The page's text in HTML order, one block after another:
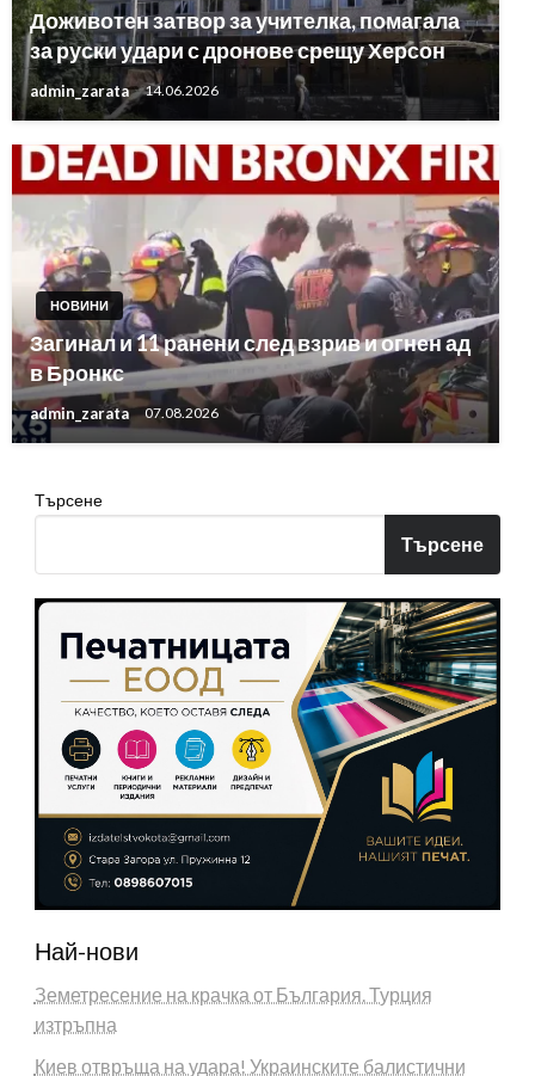
Доживотен затвор за учителка, помагала
за руски удари с дронове срещу Херсон
admin_zarata 14.06.2026
НОВИНИ
Загинал и 11 ранени след взрив и огнен ад
в Бронкс
admin_zarata 07.08.2026
Търсене
Търсене
Най-нови
Земетресение на крачка от България. Турция
изтръпна
Киев отвръща на удара! Украинските балистични